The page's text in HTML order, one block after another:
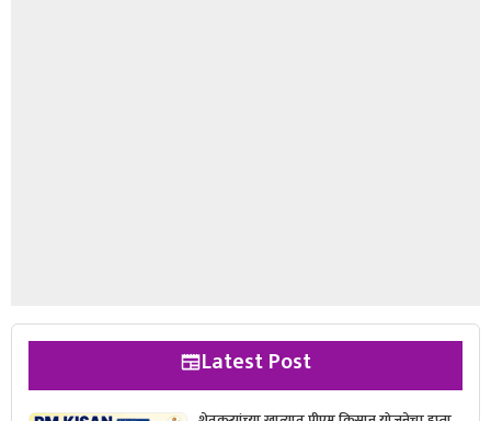
Latest Post